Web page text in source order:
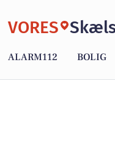
VORES
ALARM112 BOLIG